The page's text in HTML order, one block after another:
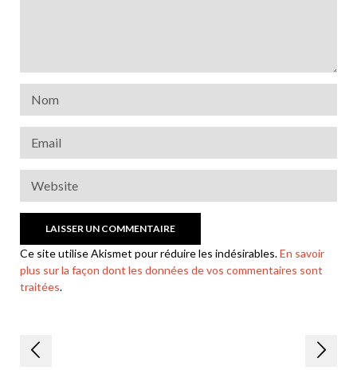
Ce site utilise Akismet pour réduire les indésirables.En savoir
plus sur la façon dont les données de vos commentaires sont
traitées.
Navigation